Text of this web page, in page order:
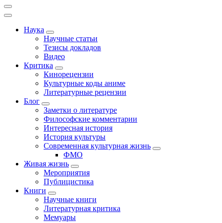
Наука
Научные статьи
Тезисы докладов
Видео
Критика
Кинорецензии
Культурные коды аниме
Литературные рецензии
Блог
Заметки о литературе
Философские комментарии
Интересная история
История культуры
Современная культурная жизнь
ФМО
Живая жизнь
Мероприятия
Публицистика
Книги
Научные книги
Литературная критика
Мемуары